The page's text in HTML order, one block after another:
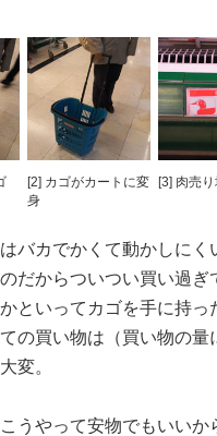
[2] カゴがカートに変
身
[3] 肉売
バカでかくて動かしにく
だからついつい買い過ぎ
といってカゴを手に持っ
の買い物は（買い物の量
変。
うやって安物でもいいか